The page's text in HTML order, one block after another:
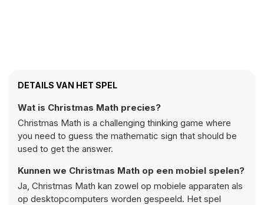
DETAILS VAN HET SPEL
Wat is Christmas Math precies?
Christmas Math is a challenging thinking game where
you need to guess the mathematic sign that should be
used to get the answer.
Kunnen we Christmas Math op een mobiel spelen?
Ja, Christmas Math kan zowel op mobiele apparaten als
op desktopcomputers worden gespeeld. Het spel